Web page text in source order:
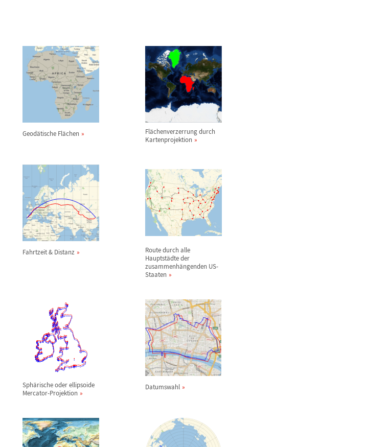
Geodätische Flächen Flächenverzerrung durch
Kartenprojektion
Fahrtzeit & Distanz
Route durch alle
Hauptstädte der
zusammenhängenden US-
Staaten
Sphärische oder ellipsoide
Mercator-Projektion
Datumswahl